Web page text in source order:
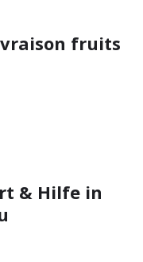
fruits
& Hilfe in